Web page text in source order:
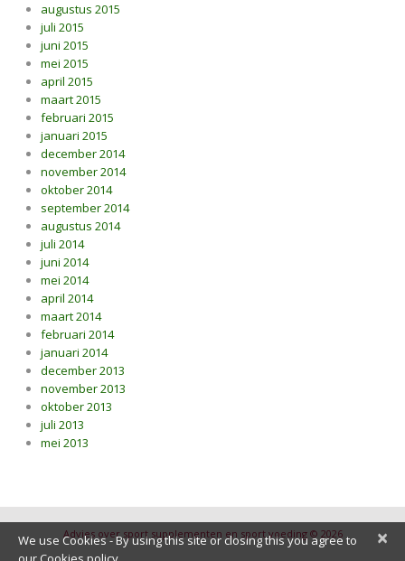
augustus 2015
juli 2015
juni 2015
mei 2015
april 2015
maart 2015
februari 2015
januari 2015
december 2014
november 2014
oktober 2014
september 2014
augustus 2014
juli 2014
juni 2014
mei 2014
april 2014
maart 2014
februari 2014
januari 2014
december 2013
november 2013
oktober 2013
juli 2013
mei 2013
Advies over sport supplementen en sport voeding © 2026 ×
We use Cookies - By using this site or closing this you agree to